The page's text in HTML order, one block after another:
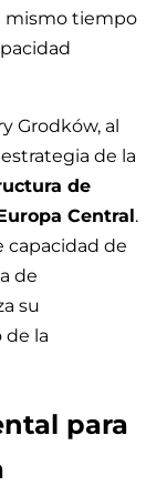
mismo tiempo
Grodków, al
de la
de
Central.
capacidad de
de
su
la
para